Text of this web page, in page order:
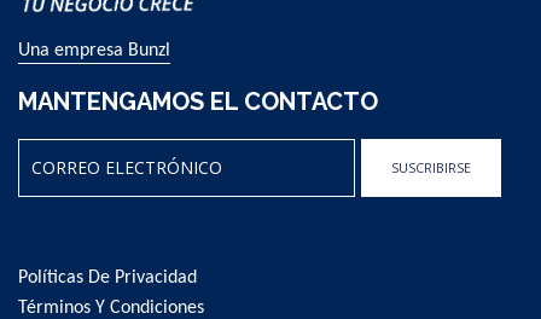
Una empresa Bunzl
MANTENGAMOS EL CONTACTO
Our
Newsletter:
SUSCRIBIRSE
Políticas De Privacidad
Términos Y Condiciones